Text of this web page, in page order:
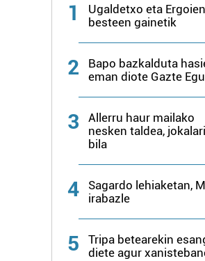
1
Ugaldetxo eta
besteen gainetik
2
Bapo bazkalduta
eman diote Gazte
3
Allerru haur mailako
nesken taldea,
bila
4
Sagardo lehiaketan,
irabazle
5
Tripa betearekin
diete agur